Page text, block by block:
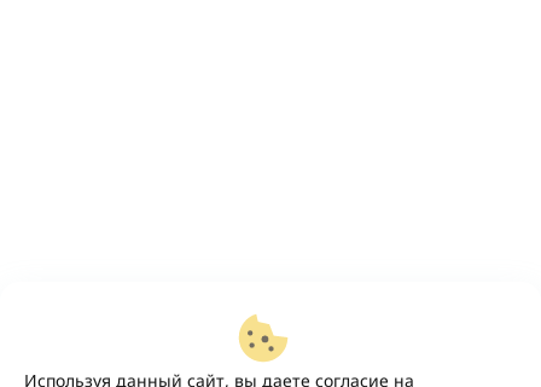
Используя данный сайт, вы даете согласие на